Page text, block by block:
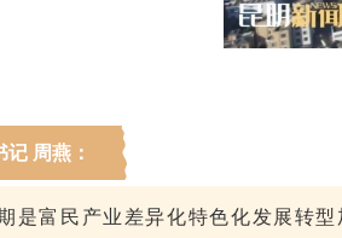
记 周燕 ：
期是富民产业差异化特色化发展转